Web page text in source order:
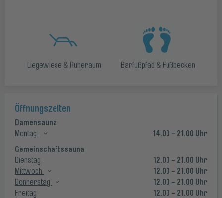
Liegewiese & Ruheraum Barfußpfad & Fußbecken
Öffnungszeiten
Damensauna
14.00 - 21.00 Uhr
Montag
Gemeinschaftssauna
12.00 - 21.00 Uhr
Dienstag
12.00 - 21.00 Uhr
Mittwoch
12.00 - 21.00 Uhr
Donnerstag
12.00 - 21.00 Uhr
Freitag